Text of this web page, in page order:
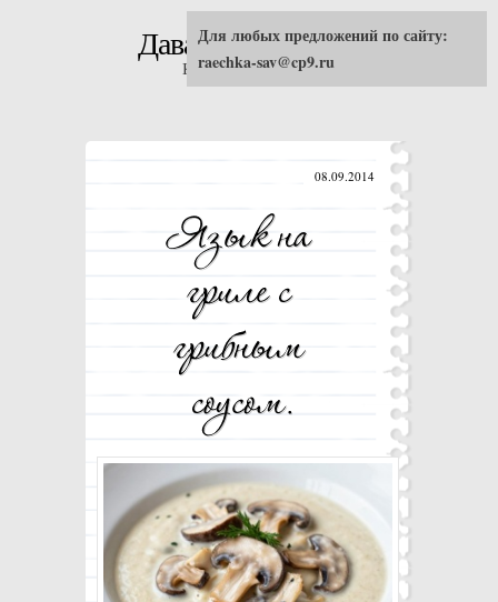
Давай попробуем!
Кулинарные рецепты
08.09.2014
Для любых предложений по сайту:
raechka-sav@cp9.ru